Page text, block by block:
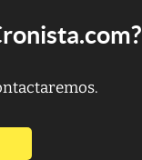
en nueva pestaña